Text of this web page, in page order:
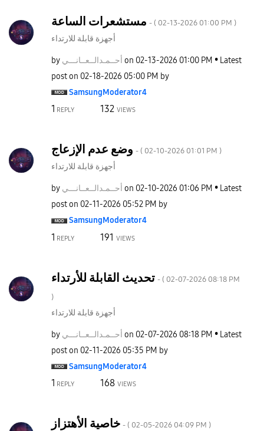
- ( ‎02-13-2026 01:00 PM )
أجهزة قابلة للارتداء
by أحــمـدالــعــانـــي on ‎02-13-2026 01:00 PM
Latest
post on ‎02-18-2026 05:00 PM by
SamsungModerator4
1 REPLY 132 VIEWS
- ( ‎02-10-2026 01:01 PM )
أجهزة قابلة للارتداء
by أحــمـدالــعــانـــي on ‎02-10-2026 01:06 PM
Latest
post on ‎02-11-2026 05:52 PM by
SamsungModerator4
1 REPLY 191 VIEWS
تحديث القابلة للأرتداء - ( ‎02-07-2026 08:18 PM
)
أجهزة قابلة للارتداء
by أحــمـدالــعــانـــي on ‎02-07-2026 08:18 PM
Latest
post on ‎02-11-2026 05:35 PM by
SamsungModerator4
1 REPLY 168 VIEWS
خاصية الأهتزاز - ( ‎02-05-2026 04:09 PM )